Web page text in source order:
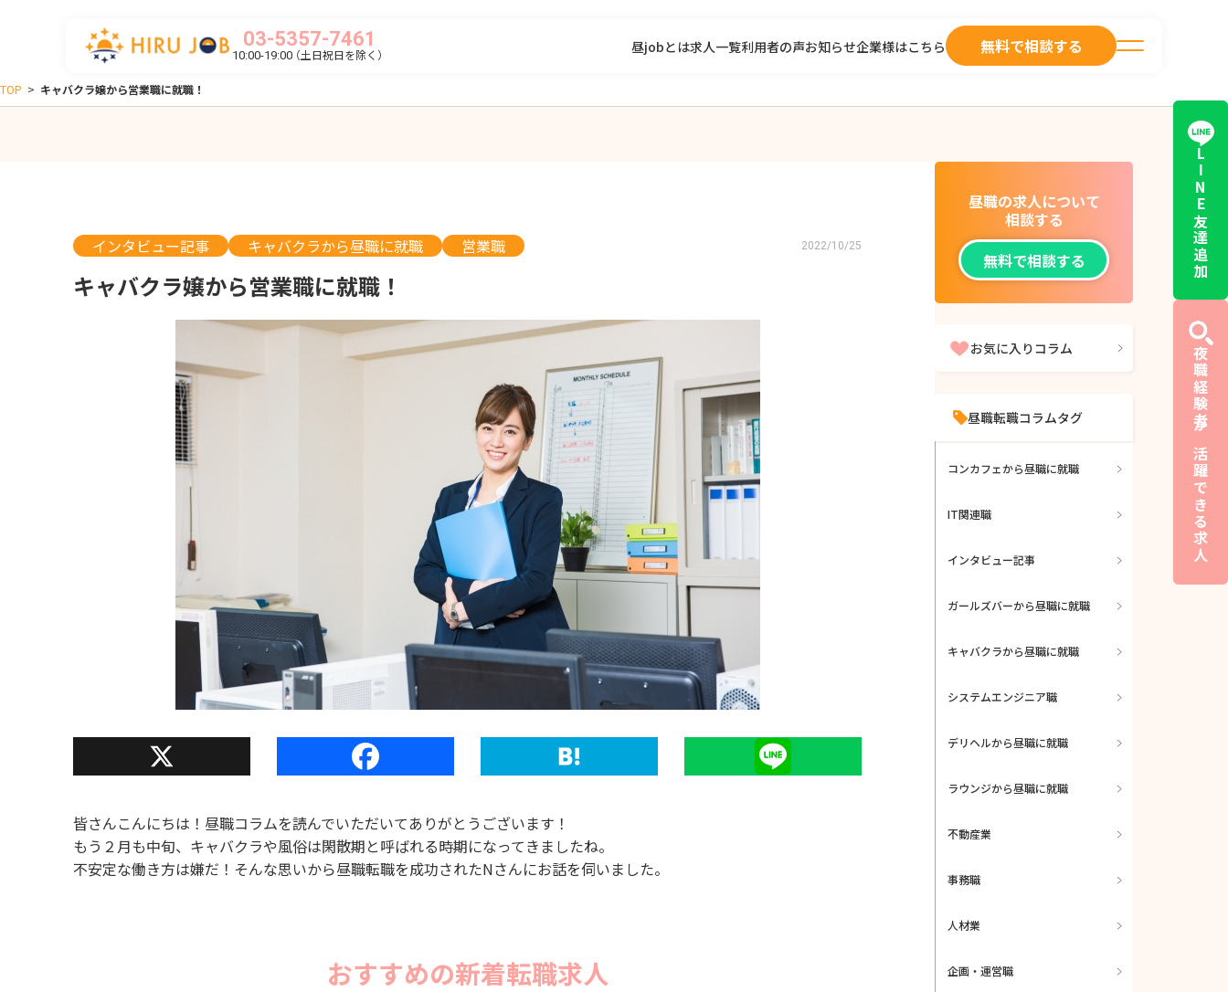
03-5357-7461
10:00-19:00（土日祝日を除く） 昼jobとは求人一覧利用者の声お知らせ企業様はこちら 無料で相談する
LINE友達追加
夜職経験者が活躍できる求人
TOP > キャバクラ嬢から営業職に就職！
インタビュー記事 キャバクラから昼職に就職 営業職 2022/10/25
キャバクラ嬢から営業職に就職！
皆さんこんにちは！昼職コラムを読んでいただいてありがとうございます！
もう２月も中旬、キャバクラや風俗は閑散期と呼ばれる時期になってきましたね。
不安定な働き方は嫌だ！そんな思いから昼職転職を成功されたNさんにお話を伺いました。
おすすめの新着転職求人
昼職の求人について
相談する
無料で相談する
お気に入りコラム
昼職転職コラムタグ
コンカフェから昼職に就職
IT関連職
インタビュー記事
ガールズバーから昼職に就職
キャバクラから昼職に就職
システムエンジニア職
デリヘルから昼職に就職
ラウンジから昼職に就職
不動産業
事務職
人材業
企画・運営職